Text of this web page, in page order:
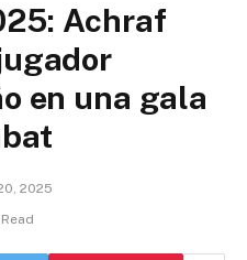
Achraf
en una gala
2025